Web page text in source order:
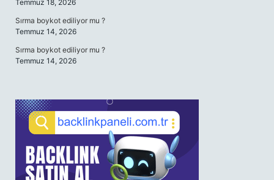
Temmuz 18, 2026
Sırma boykot ediliyor mu ?
Temmuz 14, 2026
Sırma boykot ediliyor mu ?
Temmuz 14, 2026